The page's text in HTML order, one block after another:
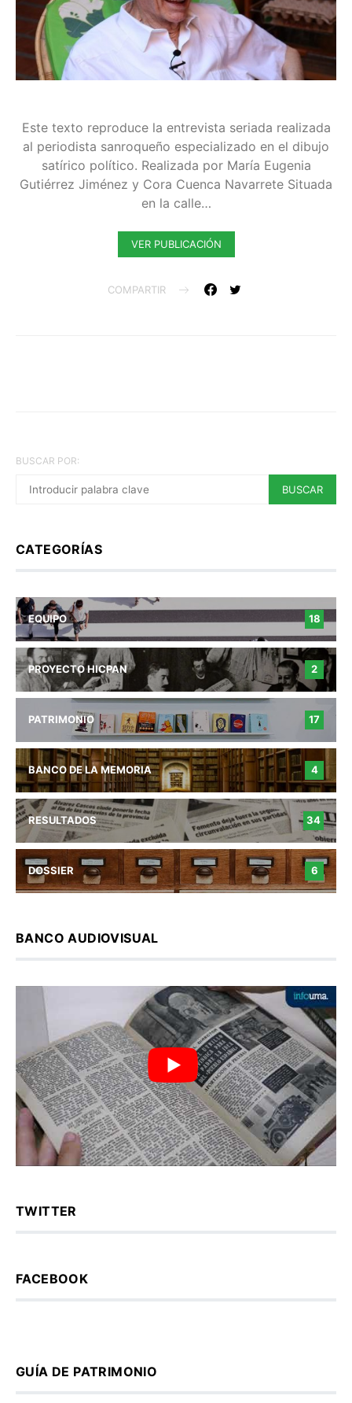
Este texto reproduce la entrevista seriada realizada
al periodista sanroqueño especializado en el dibujo
satírico político. Realizada por María Eugenia
Gutiérrez Jiménez y Cora Cuenca Navarrete Situada
en la calle…
VER PUBLICACIÓN
COMPARTIR
BUSCAR POR:
BUSCAR
CATEGORÍAS
EQUIPO 18
PROYECTO HICPAN 2
PATRIMONIO 17
BANCO DE LA MEMORIA 4
RESULTADOS 34
DOSSIER 6
BANCO AUDIOVISUAL
TWITTER
FACEBOOK
GUÍA DE PATRIMONIO